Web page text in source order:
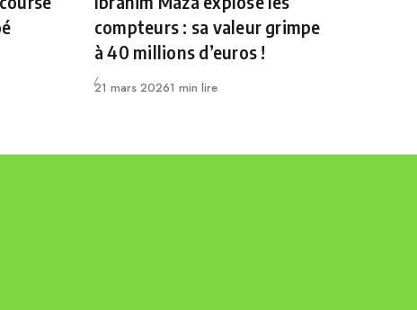
compteurs : sa valeur grimpe
à 40 millions d’euros !
Publié
21 mars 20261 min lire